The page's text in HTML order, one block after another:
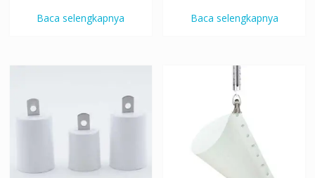
Baca selengkapnya Baca selengkapnya